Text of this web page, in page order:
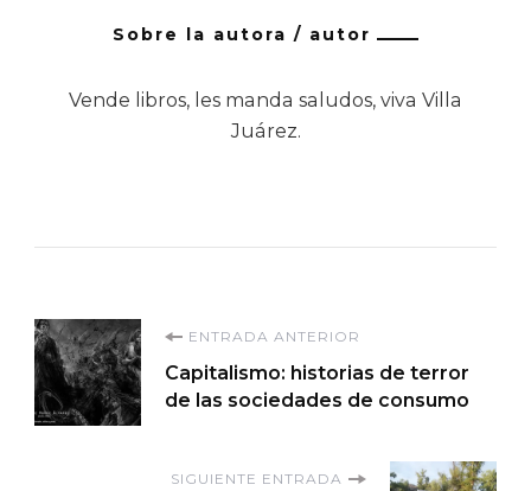
Sobre la autora / autor
Vende libros, les manda saludos, viva Villa
Juárez.
Navegación
de
entradas
ENTRADA ANTERIOR
Capitalismo: historias de terror
de las sociedades de consumo
SIGUIENTE ENTRADA